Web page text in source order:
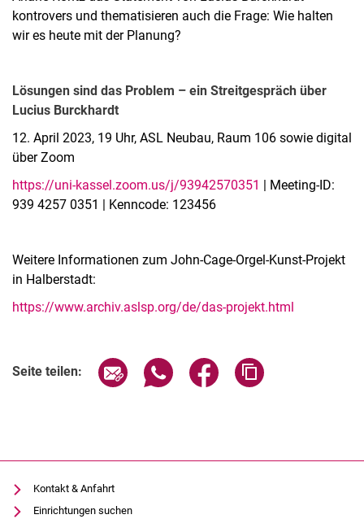
kontrovers und thematisieren auch die Frage: Wie halten
wir es heute mit der Planung?
Lösungen sind das Problem – ein Streitgespräch über
Lucius Burckhardt
12. April 2023, 19 Uhr, ASL Neubau, Raum 106 sowie digital
über Zoom
https://uni-kassel.zoom.us/j/93942570351 | Meeting-ID:
939 4257 0351 | Kenncode: 123456
Weitere Informationen zum John-Cage-Orgel-Kunst-Projekt
in Halberstadt:
https://www.archiv.aslsp.org/de/das-projekt.html
Seite teilen: Seite über E-Mail teilen
Seite über WhatsApp teilen
Seite über Facebook
Kontakt & Anfahrt
Einrichtungen suchen